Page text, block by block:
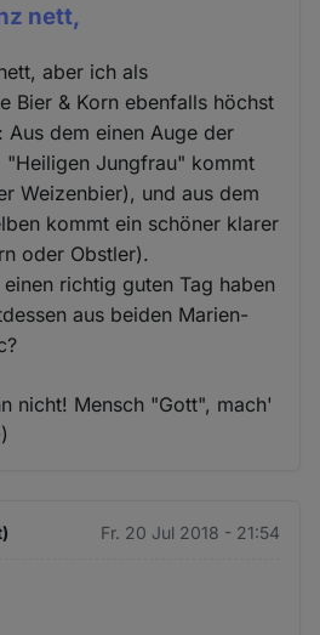
nett,
aber ich als
Bier & Korn ebenfalls höchst
dem einen Auge der
"Heiligen Jungfrau" kommt
Weizenbier), und aus dem
kommt ein schöner klarer
oder Obstler).
richtig guten Tag haben
aus beiden Marien-
nicht! Mensch "Gott", mach'
Fr. 20 Jul 2018 - 21:54